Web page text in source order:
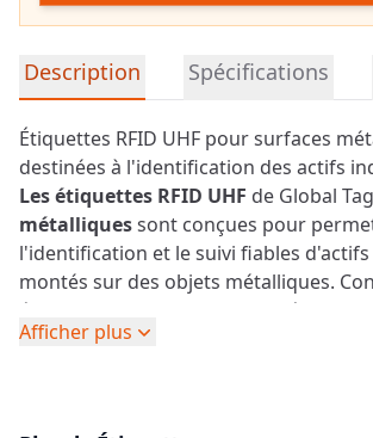
Informations détaillées sur le produit
Description Spécifications
Étiquettes RFID UHF pour surfaces
destinées à l'identification des actifs
Les étiquettes RFID UHF de Global Tag
métalliquessont conçues pour
l'identification et le suivi fiables
montés sur des objets métalliques.
étiquettes RFID standard, ces
spécialement conçues pour surmonter
Afficher plus